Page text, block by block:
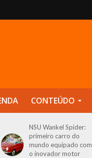
CONTEÚDO
NSU Wankel Spider:
primeiro carro do
mundo equipado com
o inovador motor